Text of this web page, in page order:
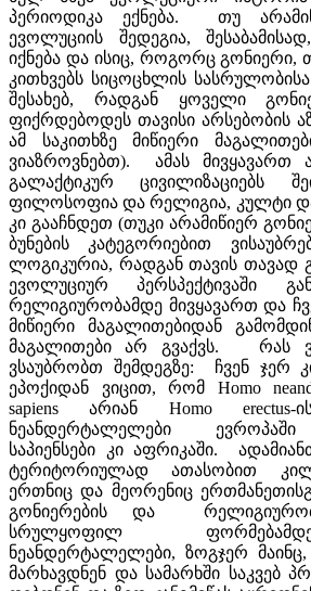
პერიოდიკა ექნება. თუ
ევოლუციის შედეგია,
იქნება და ისიც, როგორც გონიერი,
კითხვებს სიცოცხლის
შესახებ, რადგან ყოველი
ფიქრდებოდეს თავისი არსებობის
ამ საკითხზე მიწიერი
ვიაზროვნებთ). ამას მივყავართ
გალაქტიკურ ცივილიზაციებს
ფილოსოფია და რელიგია, კულტი
კი გააჩნდეთ (თუკი არამიწიერ
ბუნების კატეგორიებით
ლოგიკურია, რადგან თავის თავად
ევოლუციურ პერსპექტივაში
რელიგიურობამდე მივყავართ და
მიწიერი მაგალითებიდან
მაგალითები არ გვაქვს. რას
ვსაუბრობთ შემდეგზე: ჩვენ ჯერ
ეპოქიდან ვიცით, რომ Homo
sapiens არიან Homo erectus-
ნეანდერტალელები ევროპაში
საპიენსები კი აფრიკაში.
ტერიტორიულად ათასობით
ერთნიც და მეორენიც
გონიერების და
სრულყოფილ
ნეანდერტალელები, ზოგჯერ
მარხავდნენ და სამარხში საკვებ